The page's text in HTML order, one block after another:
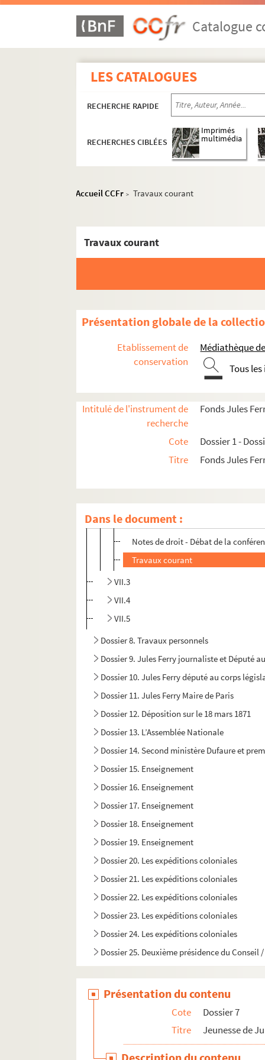
Catalogue
LES CATALOGUES
RECHERCHE RAPIDE
RECHERCHES CIBLÉES
Imprimés
multimédia
Accueil CCFr > Travaux courant
Travaux courant
Présentation globale de la
Etablissement de
conservation
Médiathèque
Tous
Intitulé de l'instrument de
recherche
Fonds Jules
Cote
Dossier 1 -
Titre
Fonds Jules
Dans le document :
Dossier 1. Centenaire de Jules Ferry et
Dossier 2. Don Joseph Magnin
Dossier 3. Documents sur Jules Ferry
Dossier 4. Coupures de presse de l'époque
Dossier 6. Coupures de presse de l'époque
Dossier 7. Jeunesse de Jules Ferry
Cours d’histoire du droit, faculté de
Notes de droit, faculté de Paris
Notes de droit - Débat de la
Travaux courant
VII.3
VII.4
VII.5
Dossier 8. Travaux personnels
Dossier 9. Jules Ferry journaliste et Député
Dossier 10. Jules Ferry député au corps
Dossier 11. Jules Ferry Maire de Paris
Dossier 12. Déposition sur le 18 mars 1871
Dossier 13. L’Assemblée Nationale
Dossier 14. Second ministère Dufaure et
Dossier 15. Enseignement
Dossier 16. Enseignement
Dossier 17. Enseignement
Dossier 18. Enseignement
Dossier 19. Enseignement
Dossier 20. Les expéditions coloniales
Dossier 21. Les expéditions coloniales
Dossier 22. Les expéditions coloniales
Dossier 23. Les expéditions coloniales
Dossier 24. Les expéditions coloniales
Dossier 25. Deuxième présidence du
Dossier 27. Chemins de fer / Révision du
Dossier 28. Affaires de Russie / Affaires
Dossier 29. Jules Ferry sénateur
Dossier 30. Jules Ferry sénateur
Présentation du contenu
Cote
Dossier 7
Titre
Jeunesse de